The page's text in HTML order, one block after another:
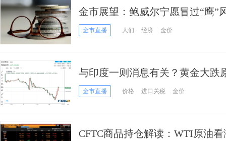
金市展望：鲍威尔宁愿冒过“鹰”
纪要来袭 黄金面临大跌70美元风
金市直播 人们 经济 金价
与印度一则消息有关？黄金大跌
援、金价自低位拉升逾20美元
金市直播 价格 进口关税 金价
CFTC商品持仓解读：WTI原油